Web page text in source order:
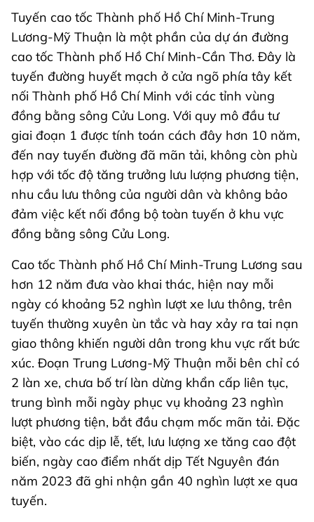
Tuyến cao tốc Thành phố Hồ Chí Minh-Trung
Lương-Mỹ Thuận là một phần của dự án đường
cao tốc Thành phố Hồ Chí Minh-Cần Thơ. Đây là
tuyến đường huyết mạch ở cửa ngõ phía tây kết
nối Thành phố Hồ Chí Minh với các tỉnh vùng
đồng bằng sông Cửu Long. Với quy mô đầu tư
giai đoạn 1 được tính toán cách đây hơn 10 năm,
đến nay tuyến đường đã mãn tải, không còn phù
hợp với tốc độ tăng trưởng lưu lượng phương tiện,
nhu cầu lưu thông của người dân và không bảo
đảm việc kết nối đồng bộ toàn tuyến ở khu vực
đồng bằng sông Cửu Long.
Cao tốc Thành phố Hồ Chí Minh-Trung Lương sau
hơn 12 năm đưa vào khai thác, hiện nay mỗi
ngày có khoảng 52 nghìn lượt xe lưu thông, trên
tuyến thường xuyên ùn tắc và hay xảy ra tai nạn
giao thông khiến người dân trong khu vực rất bức
xúc. Đoạn Trung Lương-Mỹ Thuận mỗi bên chỉ có
2 làn xe, chưa bố trí làn dừng khẩn cấp liên tục,
trung bình mỗi ngày phục vụ khoảng 23 nghìn
lượt phương tiện, bắt đầu chạm mốc mãn tải. Đặc
biệt, vào các dịp lễ, tết, lưu lượng xe tăng cao đột
biến, ngày cao điểm nhất dịp Tết Nguyên đán
năm 2023 đã ghi nhận gần 40 nghìn lượt xe qua
tuyến.